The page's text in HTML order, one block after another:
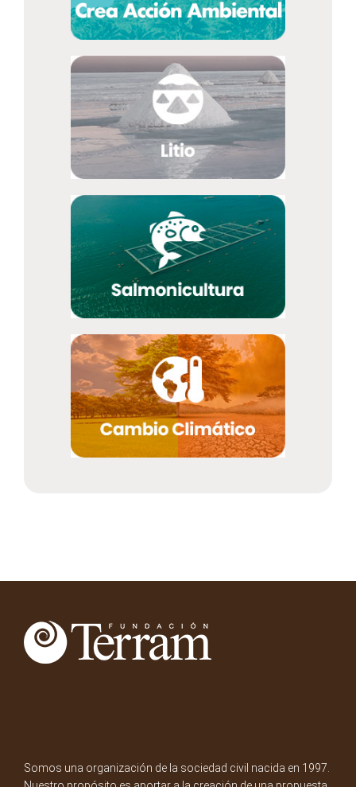
Somos una organización de la sociedad civil nacida en 1997.